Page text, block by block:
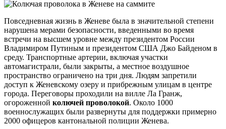
Повседневная жизнь в Женеве была в значительной степени
нарушена мерами безопасности, введенными во время
встречи на высшем уровне между президентом России
Владимиром Путиным и президентом США Джо Байденом в
среду. Транспортные артерии, включая участки
автомагистрали, были закрыты, а местное воздушное
пространство ограничено на три дня. Людям запретили
доступ к Женевскому озеру и прибрежным улицам в центре
города. Переговоры проходили на вилле Ла Гранж,
огороженной колючей проволокой. Около 1000
военнослужащих были развернуты для поддержки примерно
2000 офицеров кантональной полиции Женева.